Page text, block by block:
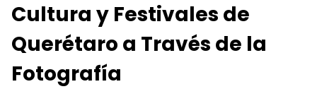
Cultura y Festivales de
Querétaro a Través de la
Fotografía